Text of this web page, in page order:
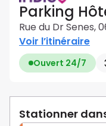
Parking
Rue du Dr Senes,
Voir l’itinéraire
Ouvert 24/7
Stationner